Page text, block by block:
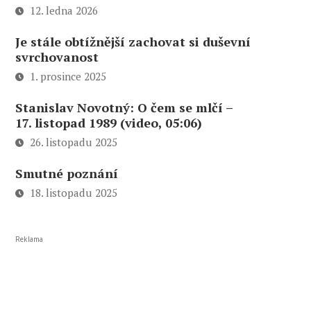
12. ledna 2026
Je stále obtížnější zachovat si duševní
svrchovanost
1. prosince 2025
Stanislav Novotný: O čem se mlčí –
17. listopad 1989 (video, 05:06)
26. listopadu 2025
Smutné poznání
18. listopadu 2025
Reklama